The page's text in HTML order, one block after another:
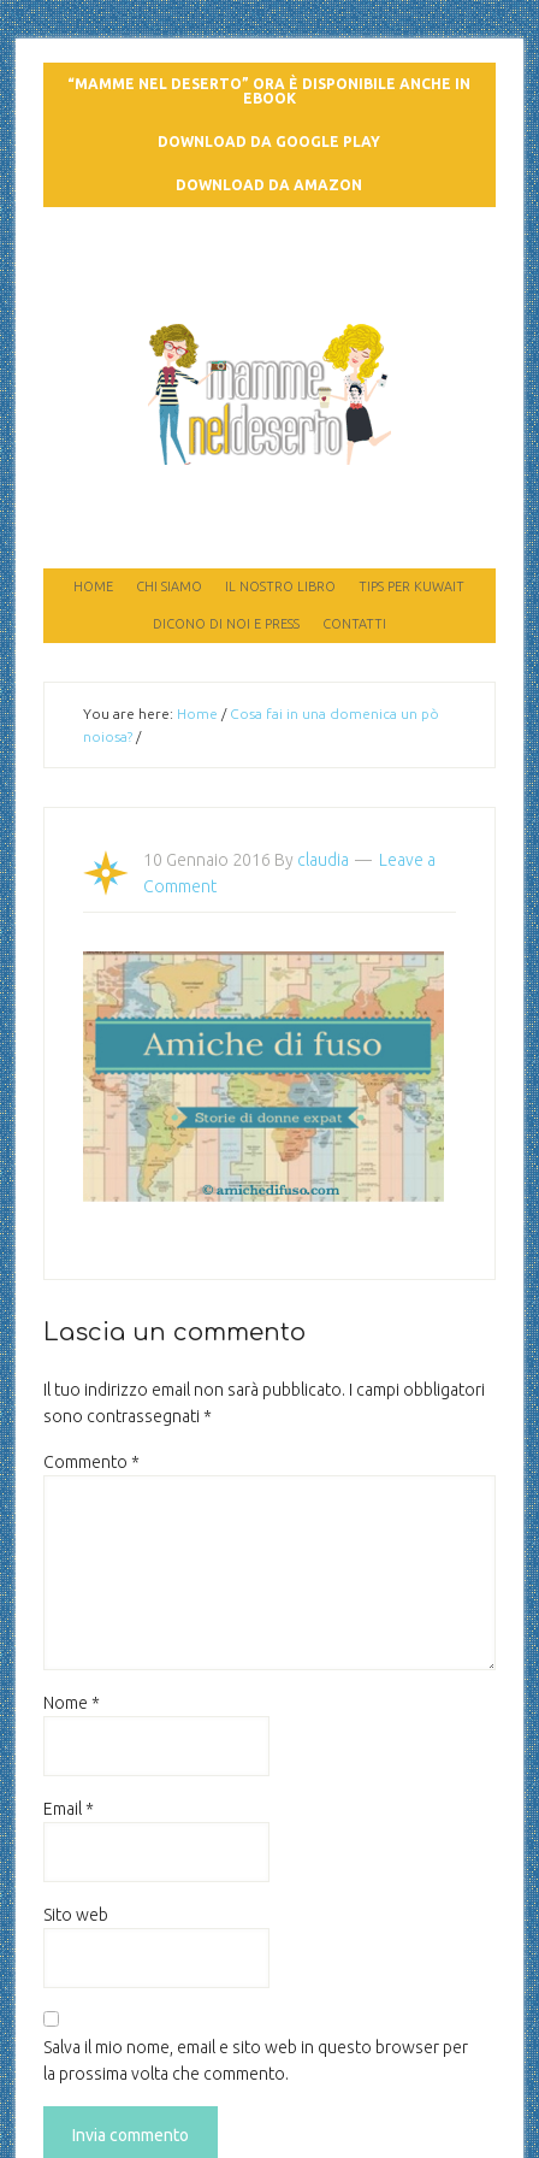
“MAMME NEL DESERTO” ORA È DISPONIBILE ANCHE IN
EBOOK
DOWNLOAD DA GOOGLE PLAY
DOWNLOAD DA AMAZON
HOME CHI SIAMO IL NOSTRO LIBRO TIPS PER KUWAIT
DICONO DI NOI E PRESS CONTATTI
You are here: Home / Cosa fai in una domenica un pò
noiosa? /
10 Gennaio 2016 By claudia
Leave a
Comment
Lascia un commento
Il tuo indirizzo email non sarà pubblicato. I campi obbligatori
sono contrassegnati *
Commento *
Nome *
Email *
Sito web
Salva il mio nome, email e sito web in questo browser per
la prossima volta che commento.